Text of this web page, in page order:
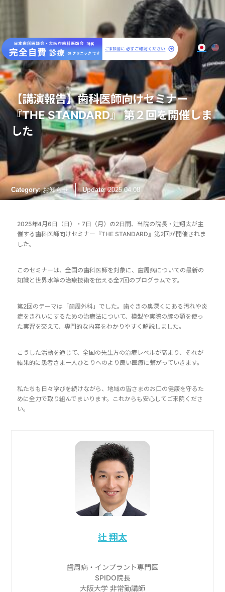
大阪梅田のインプラント
歯周病専門歯科 SPIDO(スピード)
【講演報告】歯科医師向けセミナー
『THE STANDARD』 第２回を開催しま
した
Category: お知らせ Update: 2025.04.08
2025年4月6日（日）・7日（月）の2日間、当院の院長・辻翔太が主
催する歯科医師向けセミナー『THE STANDARD』第2回が開催されま
した。
このセミナーは、全国の歯科医師を対象に、歯周病についての最新の
知識と世界水準の治療技術を伝える全7回のプログラムです。
第2回のテーマは「歯周外科」でした。歯ぐきの奥深くにある汚れや炎
症をきれいにするための治療法について、模型や実際の豚の顎を使っ
た実習を交えて、専門的な内容をわかりやすく解説しました。
こうした活動を通じて、全国の先生方の治療レベルが高まり、それが
結果的に患者さま一人ひとりへのより良い医療に繋がっていきます。
私たちも日々学びを続けながら、地域の皆さまのお口の健康を守るた
めに全力で取り組んでまいります。これからも安心してご来院くださ
い。
辻 翔太
歯周病・インプラント専門医
SPIDO院長
大阪大学 非常勤講師